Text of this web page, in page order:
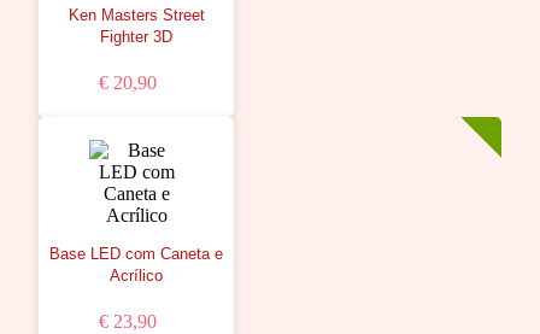
Ken Masters Street
Fighter 3D
€ 20,90
Base LED com Caneta e
Acrílico
€ 23,90